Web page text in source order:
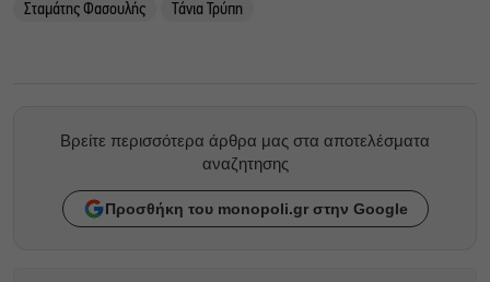
Σταμάτης Φασουλής
Τάνια Τρύπη
Βρείτε περισσότερα άρθρα μας στα αποτελέσματα
αναζητησης
Προσθήκη του monopoli.gr στην Google